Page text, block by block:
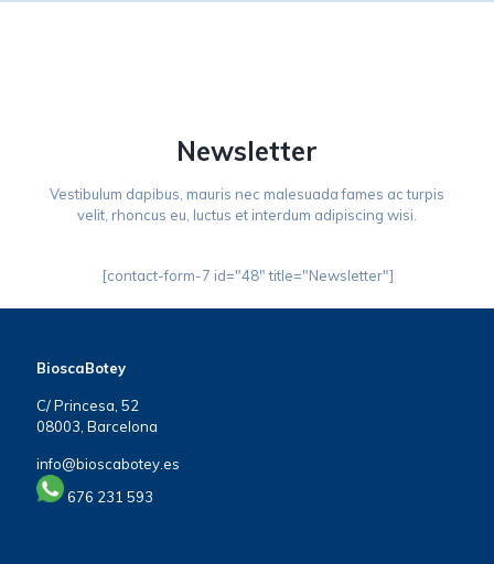
Newsletter
Vestibulum dapibus, mauris nec malesuada fames ac turpis
velit, rhoncus eu, luctus et interdum adipiscing wisi.
[contact-form-7 id="48" title="Newsletter"]
BioscaBotey
C/ Princesa, 52
08003, Barcelona
info@bioscabotey.es
676 231 593